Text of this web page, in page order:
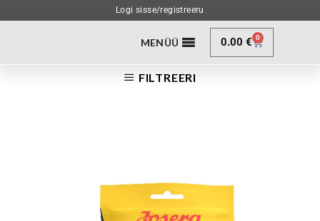
Logi sisse/registreeru
MENÜÜ 0.00€ 0
FILTREERI